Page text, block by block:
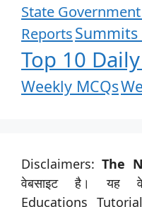
State
ReportsSummits
Top 10
Weekly MCQs
Disclaimers:The
वेबसाइट है। यह
Educations